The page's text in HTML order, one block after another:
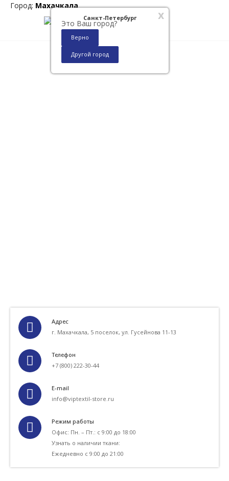
x
Санкт-Петербург
Это Ваш город?
Верно
Другой город
Город: Махачкала
Адрес
г. Махачкала, 5 поселок, ул. Гусейнова 11-13
Телефон
+7 (800) 222-30-44
E-mail
info@viptextil-store.ru
Режим работы
Офис: Пн. – Пт.: с 9:00 до 18:00
Узнать о наличии ткани:
Ежедневно с 9:00 до 21:00